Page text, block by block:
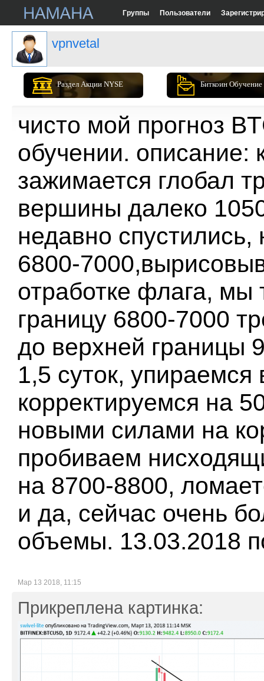
Группы Пользователи
vpnvetal
Раздел Акции NYSE Биткоин Обучение
чисто мой прогноз
обучении. описание:
зажимается глобал
вершины далеко
недавно
6800-
отработке флага,
границу 6800-7000
до верхней границы
1,5 суток,
корректируемся на
новыми силами на
пробиваем
на 8700-8800,
и да, сейчас очень
объемы. 13.03.2018
Мар 13 2018, 11:15
Прикреплена картинка: